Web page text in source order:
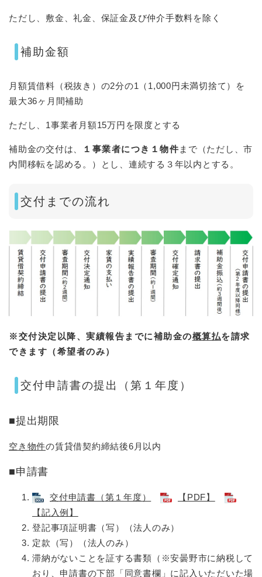
ただし、敷金、礼金、保証金及び仲介手数料を除く
補助金額
月額賃借料（税抜き）の2分の1（1,000円未満切捨て）を
最大36ヶ月間補助
ただし、1事業者月額15万円を限度とする
補助金の交付は、 １事業者につき１物件 まで（ただし、市
内間移転を認める。）とし、連続する３年以内とする。
交付までの流れ
※交付決定以降、実績報告までに補助金の概算払を請求
できます（希望者のみ）
交付申請書の提出（第１年度）
■​提出期限
空き物件の賃貸借契約締結後6月以内
■​申請書
交付申請書（第１年度）
【PDF】
【記入例】
登記事項証明書（写）（法人のみ）
定款（写）（法人のみ）
滞納がないことを証する書類（※安曇野市に納税して
おり、申請書の下部「同意書欄」に記入いただいた場